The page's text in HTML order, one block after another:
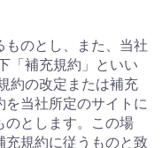
のとし、また、当社
「補充規約」といい
約の改定または補充
当社所定のサイトに
のとします。この場
充規約に従うものと致